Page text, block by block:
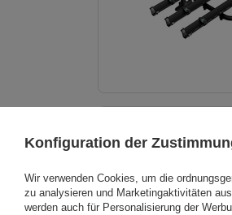
Konfiguration der
Wir verwenden Cookies, um die
zu analysieren und Marketingaktivitäten
werden auch für Personalisierung der